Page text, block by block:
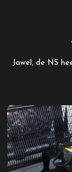
Jawel, de NS heeft haar werk gedaan en we zijn ruim